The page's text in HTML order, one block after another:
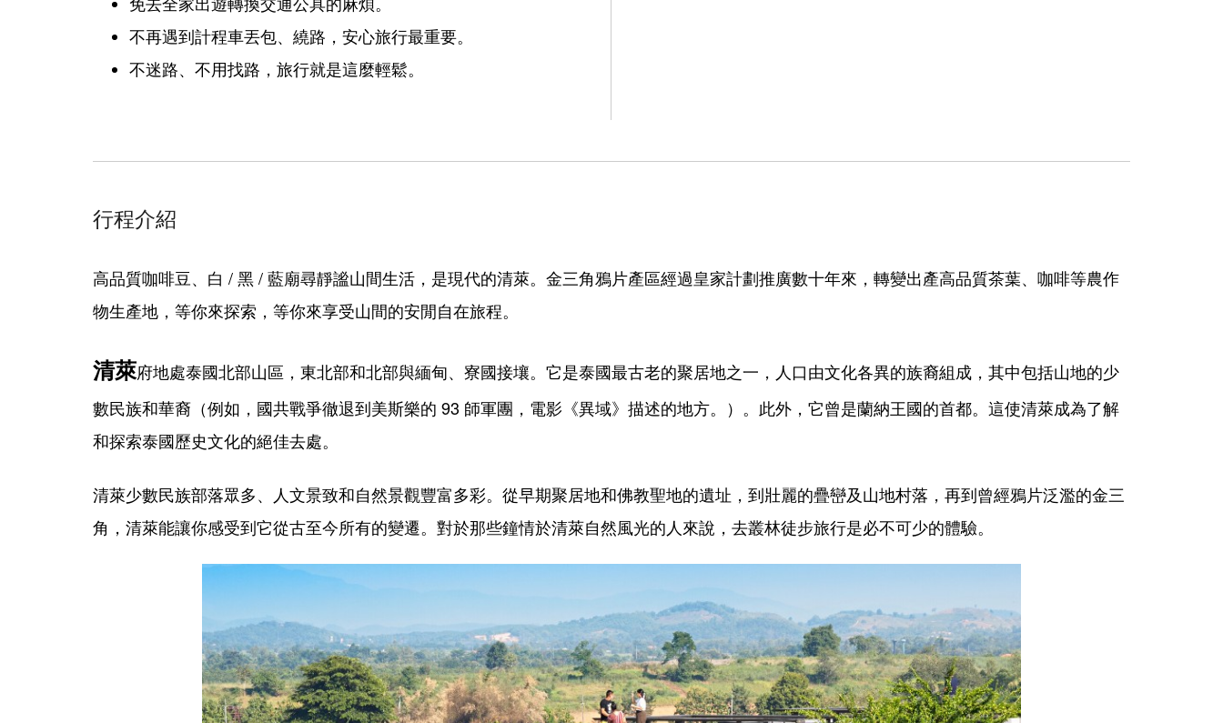
不再遇到計程車丟包、繞路，安心旅行最重要。
不迷路、不用找路，旅行就是這麼輕鬆。
行程介紹
高品質咖啡豆、白 / 黑 / 藍廟尋靜謐山間生活，是現代的清萊。金三角鴉片產區經過皇家計劃推廣數十年來，轉變出產高品質茶葉、咖啡等農作
物生產地，等你來探索，等你來享受山間的安閒自在旅程。
清萊府地處泰國北部山區，東北部和北部與緬甸、寮國接壤。它是泰國最古老的聚居地之一，人口由文化各異的族裔組成，其中包括山地的少
數民族和華裔（例如，國共戰爭徹退到美斯樂的 93 師軍團，電影《異域》描述的地方。）。此外，它曾是蘭納王國的首都。這使清萊成為了解
和探索泰國歷史文化的絕佳去處。
清萊少數民族部落眾多、人文景致和自然景觀豐富多彩。從早期聚居地和佛教聖地的遺址，到壯麗的疊巒及山地村落，再到曾經鴉片泛濫的金三
角，清萊能讓你感受到它從古至今所有的變遷。對於那些鐘情於清萊自然風光的人來說，去叢林徒步旅行是必不可少的體驗。